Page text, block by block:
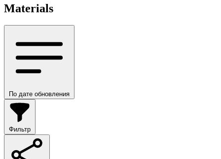
Materials
По дате обновления
Фильтр